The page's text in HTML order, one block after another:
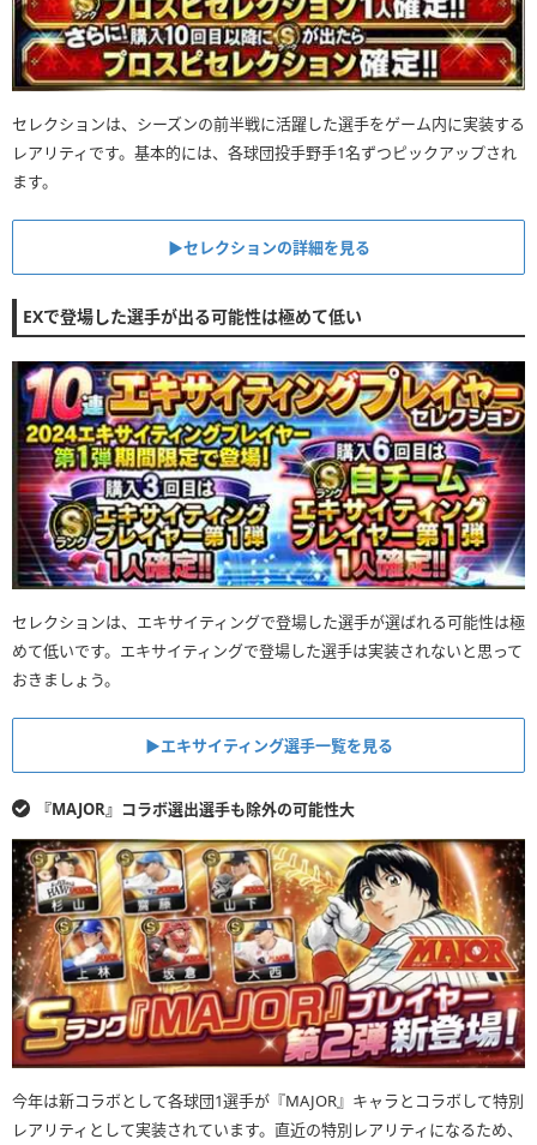
セレクションは、シーズンの前半戦に活躍した選手をゲーム内に実装する
レアリティです。基本的には、各球団投手野手1名ずつピックアップされ
ます。
▶︎セレクションの詳細を見る
EXで登場した選手が出る可能性は極めて低い
セレクションは、エキサイティングで登場した選手が選ばれる可能性は極
めて低いです。エキサイティングで登場した選手は実装されないと思って
おきましょう。
▶︎エキサイティング選手一覧を見る
『MAJOR』コラボ選出選手も除外の可能性大
今年は新コラボとして各球団1選手が『MAJOR』キャラとコラボして特別
レアリティとして実装されています。直近の特別レアリティになるため、